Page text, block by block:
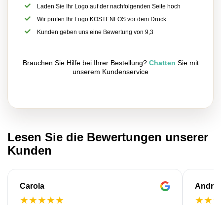
Laden Sie Ihr Logo auf der nachfolgenden Seite hoch
Wir prüfen Ihr Logo KOSTENLOS vor dem Druck
Kunden geben uns eine Bewertung von 9,3
Brauchen Sie Hilfe bei Ihrer Bestellung? Chatten Sie mit
unserem Kundenservice
Lesen Sie die Bewertungen unserer
Kunden
Carola
★★★★★ ★★